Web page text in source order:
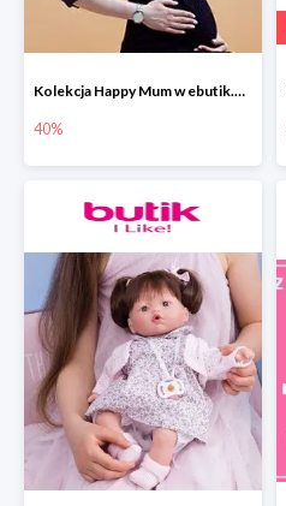
Kolekcja Happy Mum w ebutik.pl do -40%
40%